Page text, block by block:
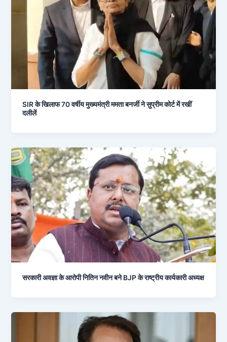
SIR के खिलाफ 70 वर्षीय मुख्यमंत्री ममता बनर्जी ने सुप्रीम कोर्ट में रखीं
दलीलें
सरकारी अवज्ञा के आरोपी नितिन नवीन बने BJP के राष्ट्रीय कार्यकारी अध्यक्ष